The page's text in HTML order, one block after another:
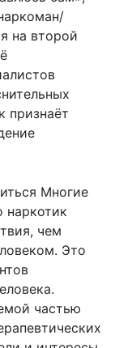
на второй
признаёт
Многие
наркотик
чем
Это
частью